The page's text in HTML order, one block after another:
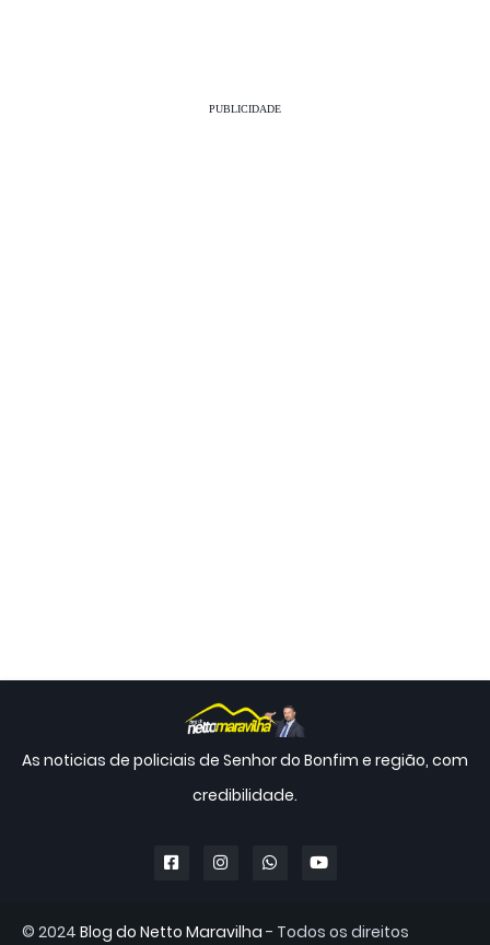
PUBLICIDADE
As noticias de policiais de Senhor do Bonfim e região, com
credibilidade.
© 2024 Blog do Netto Maravilha - Todos os direitos